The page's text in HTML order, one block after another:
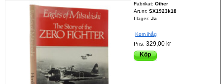
Fabrikat:Other
Art.nr:SX1923k18
I lager: Ja
Kom ihåg
Pris:329,00 kr
Köp